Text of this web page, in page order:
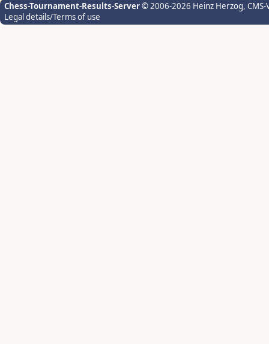
Chess-Tournament-Results-Server© 2006-2026 Heinz Herzog,
Legal details/Terms of use